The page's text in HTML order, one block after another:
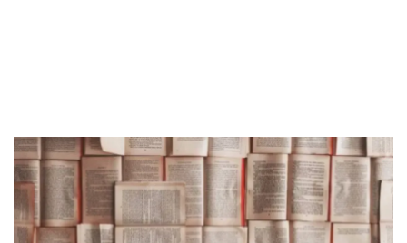
Exchange
Asuransi
Asuransi Jiwa